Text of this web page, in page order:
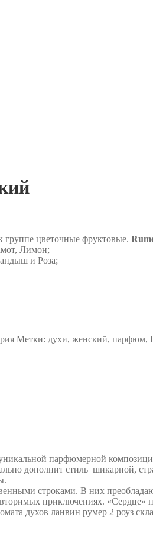
цветочные фруктовые.
Лимон;
и Роза;
Метки: духи, женский, парфюм,
парфюмерной
дополнит стиль шикарной,
строками. В них
приключениях. «Сердце»
духов ланвин румер 2 роуз